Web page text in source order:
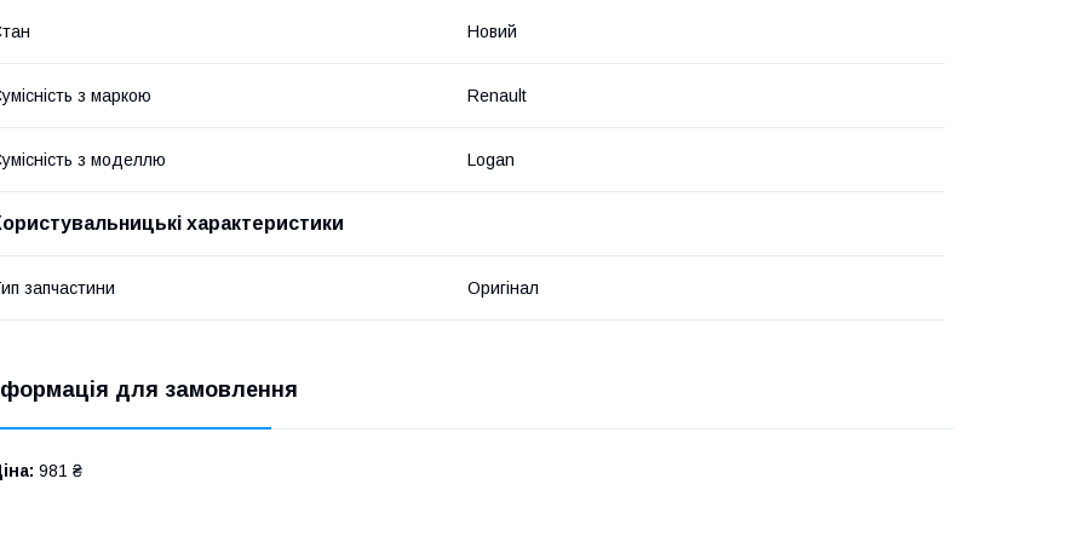
Новий
з маркою Renault
з моделлю Logan
характеристики
запчастини Оригінал
для замовлення
981 ₴